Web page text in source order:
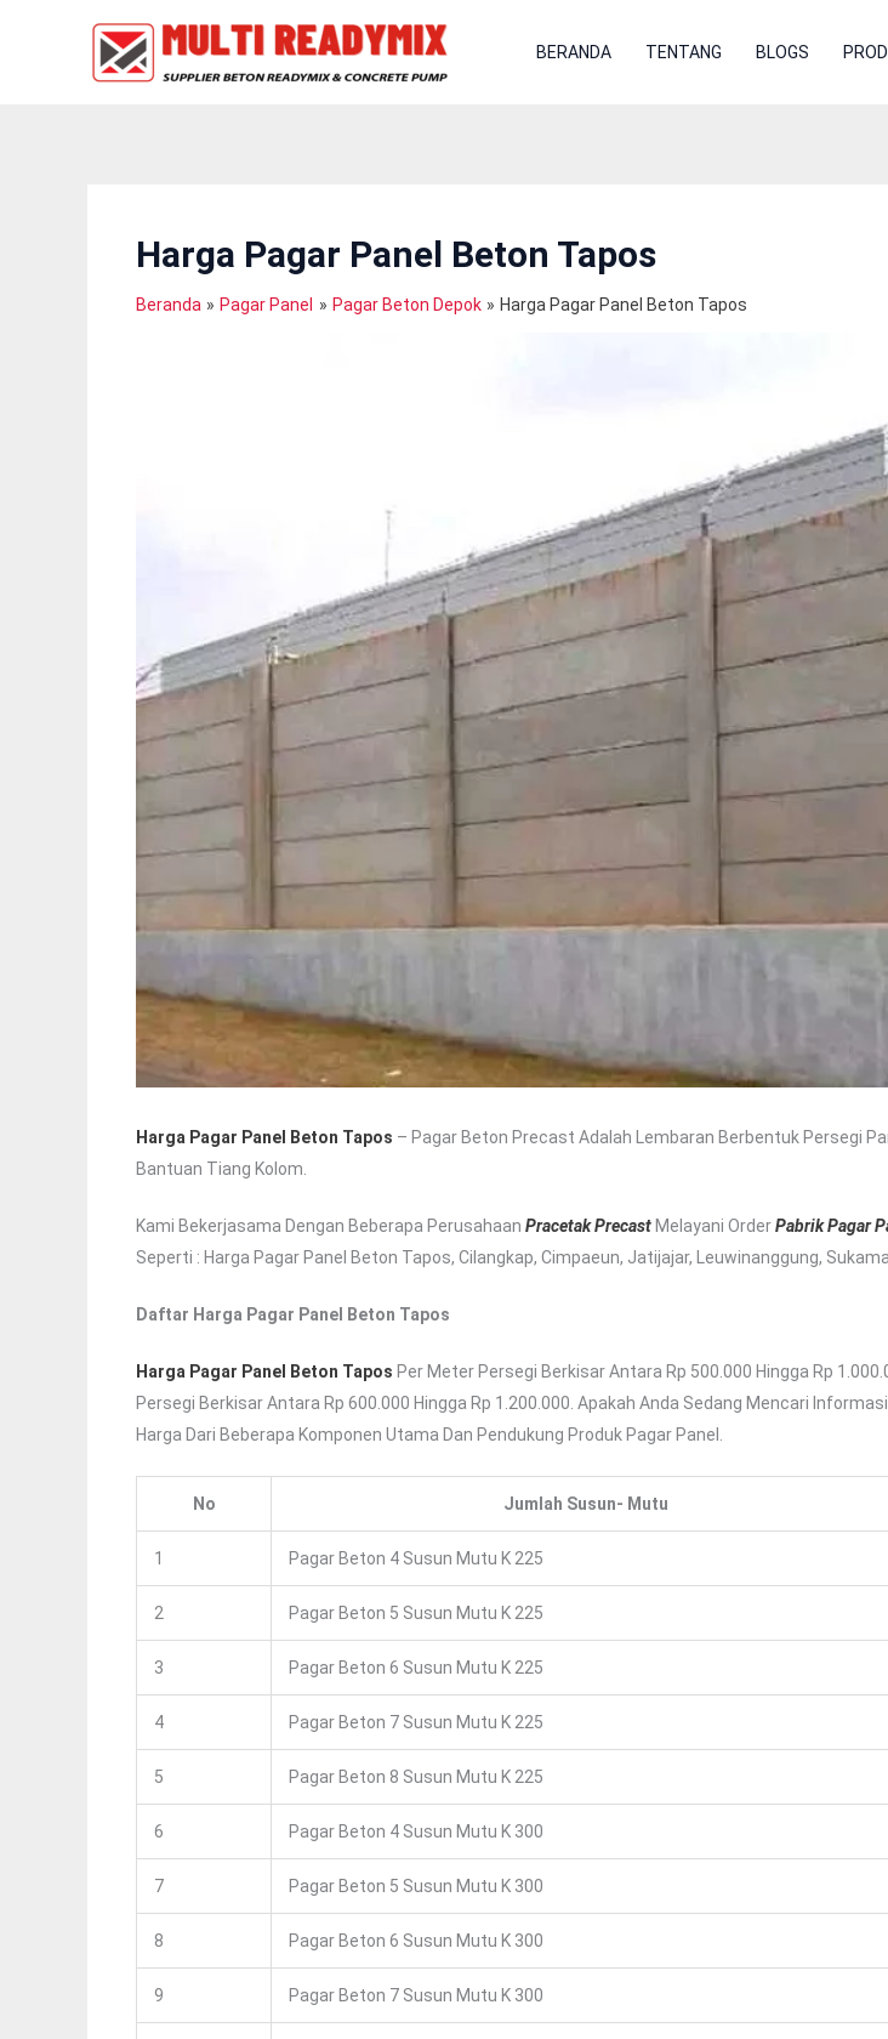
BERANDA TENTANG BLOGS
Harga Pagar Panel Beton Tapos
Beranda Pagar Panel Pagar Beton Depok Harga Pagar Panel Beton Tapos
Harga Pagar Panel Beton Tapos – Pagar Beton Precast Adalah Lembaran Berbentuk Persegi
Bantuan Tiang Kolom.
Kami Bekerjasama Dengan Beberapa Perusahaan Pracetak Precast Melayani OrderPabrik Pagar
Seperti : Harga Pagar Panel Beton Tapos, Cilangkap, Cimpaeun, Jatijajar, Leuwinanggung,
Daftar Harga Pagar Panel Beton Tapos
Harga Pagar Panel Beton Tapos Per Meter Persegi Berkisar Antara Rp 500.000 Hingga Rp
Persegi Berkisar Antara Rp 600.000 Hingga Rp 1.200.000. Apakah Anda Sedang Mencari
Harga Dari Beberapa Komponen Utama Dan Pendukung Produk Pagar Panel.
No Jumlah Susun- Mutu
1 Pagar Beton 4 Susun Mutu K 225
2 Pagar Beton 5 Susun Mutu K 225
3 Pagar Beton 6 Susun Mutu K 225
4 Pagar Beton 7 Susun Mutu K 225
5 Pagar Beton 8 Susun Mutu K 225
6 Pagar Beton 4 Susun Mutu K 300
7 Pagar Beton 5 Susun Mutu K 300
8 Pagar Beton 6 Susun Mutu K 300
9 Pagar Beton 7 Susun Mutu K 300